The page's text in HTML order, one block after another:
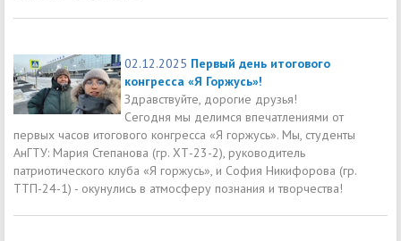
02.12.2025 Первый день итогового
конгресса «Я Горжусь»!
Здравствуйте, дорогие друзья!
Сегодня мы делимся впечатлениями от
первых часов итогового конгресса «Я горжусь». Мы, студенты
АнГТУ: Мария Степанова (гр. ХТ-23-2), руководитель
патриотического клуба «Я горжусь», и София Никифорова (гр.
ТТП-24-1) - окунулись в атмосферу познания и творчества!